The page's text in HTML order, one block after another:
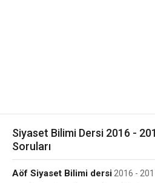
Siyaset Bilimi Dersi 2016 -
Soruları
Aöf Siyaset Bilimi dersi 2016 -